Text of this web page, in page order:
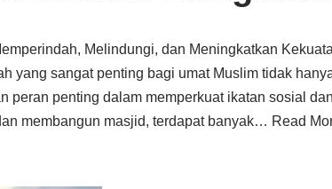
Melindungi, dan Meningkatkan
yang sangat penting bagi umat Muslim tidak
peran penting dalam memperkuat ikatan sosial
membangun masjid, terdapat banyak… Read